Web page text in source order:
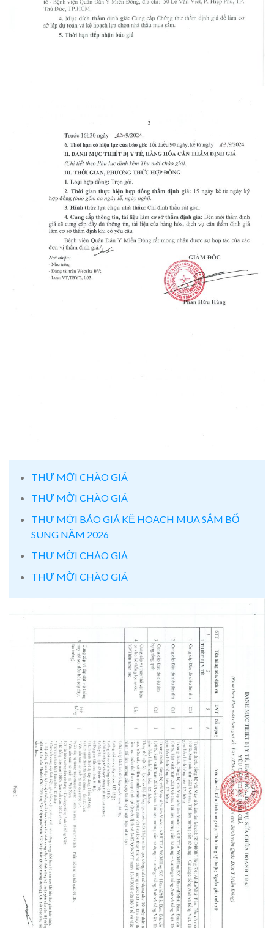
THƯ MỜI CHÀO GIÁ
THƯ MỜI CHÀO GIÁ
THƯ MỜI BÁO GIÁ KẾ HOẠCH MUA SẮM BỔ
SUNG NĂM 2026
THƯ MỜI CHÀO GIÁ
THƯ MỜI CHÀO GIÁ